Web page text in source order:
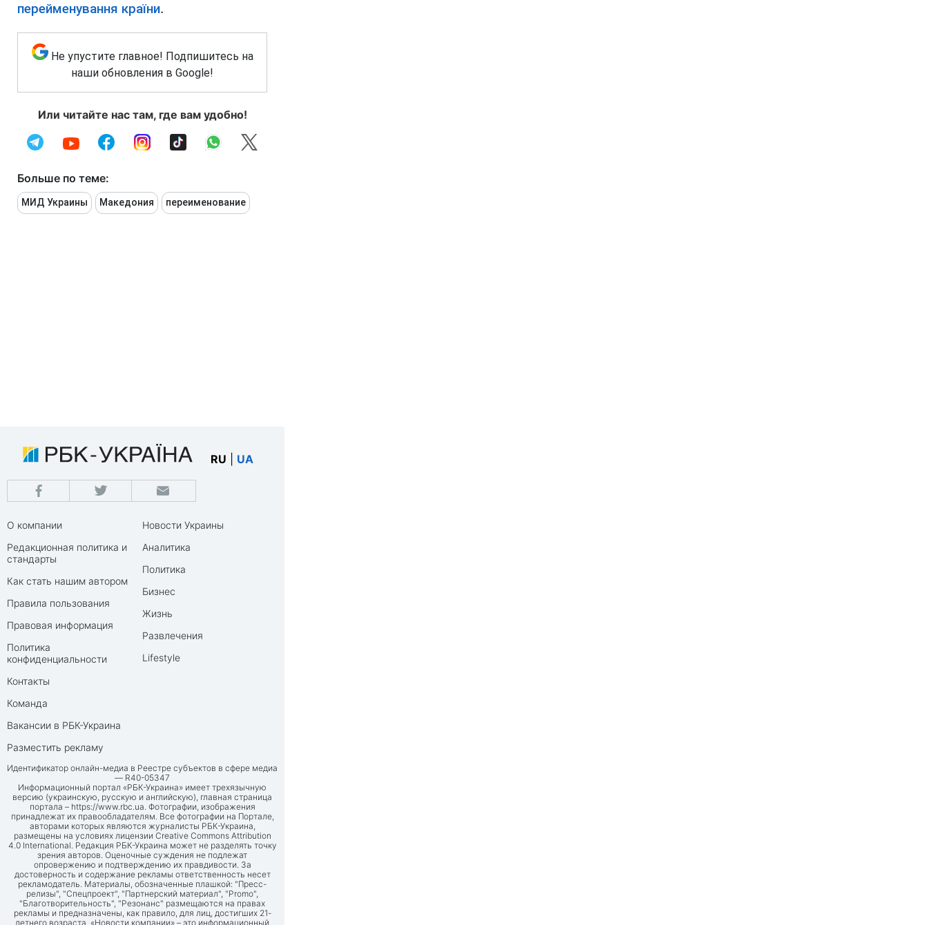
перейменування країни.
Не упустите главное! Подпишитесь на
наши обновления в Google!
Или читайте нас там, где вам удобно!
Больше по теме:
МИД Украины Македония переименование
RU UA
О компании
Редакционная политика и
стандарты
Как стать нашим автором
Правила пользования
Правовая информация
Политика
конфиденциальности
Контакты
Команда
Вакансии в РБК-Украина
Разместить рекламу
Новости Украины
Аналитика
Политика
Бизнес
Жизнь
Развлечения
Lifestyle
Идентификатор онлайн-медиа в Реестре субъектов в сфере медиа
— R40-05347
Информационный портал «РБК-Украина» имеет трехязычную
версию (украинскую, русскую и английскую), главная страница
портала – https://www.rbc.ua. Фотографии, изображения
принадлежат их правообладателям. Все фотографии на Портале,
авторами которых являются журналисты РБК-Украина,
размещены на условиях лицензии Creative Commons Attribution
4.0 International. Редакция РБК-Украина может не разделять точку
зрения авторов. Оценочные суждения не подлежат
опровержению и подтверждению их правдивости. За
достоверность и содержание рекламы ответственность несет
рекламодатель. Материалы, обозначенные плашкой: "Пресс-
релизы", "Спецпроект", "Партнерский материал", "Promo",
"Благотворительность", "Резонанс" размещаются на правах
рекламы и предназначены, как правило, для лиц, достигших 21-
летнего возраста. «Новости компании» – это информационный